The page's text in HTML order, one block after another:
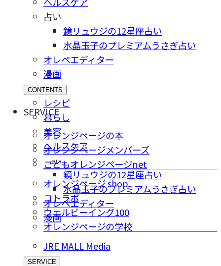
占い
鏡リュウジの12星座占い
水晶玉子のプレミアムうさぎ占い
オレペエディター
漫画
CONTENTS
レシピ
暮らし
美容
ヘルスケア
占い
鏡リュウジの12星座占い
水晶玉子のプレミアムうさぎ占い
オレペエディター
漫画
SERVICE
オレンジページの本
オレンジページメンバーズ
こどもオレンジページnet
オレンジページ shop
コトラボ
ウェルビーイング100
オレンジページの学校
JRE MALL Media
SERVICE